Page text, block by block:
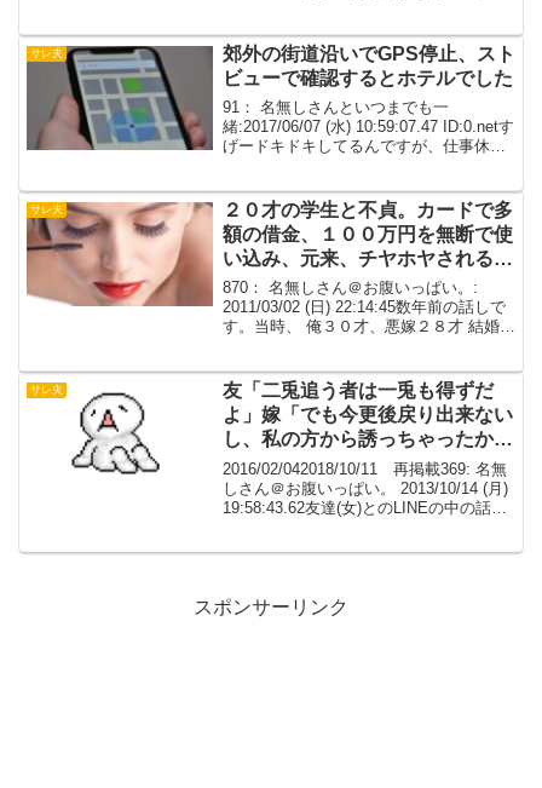
サレ夫
郊外の街道沿いでGPS停止、スト
ビューで確認するとホテルでした
91： 名無しさんといつまでも一
緒:2017/06/07 (水) 10:59:07.47 ID:0.netす
げードキドキしてるんですが、仕事休み
跡してます。かなり怪し...
サレ夫
２０才の学生と不貞。カードで多
額の借金、１００万円を無断で使
い込み、元来、チヤホヤされるの
が好きな、派手好きな性格。
870： 名無しさん＠お腹いっぱい。:
2011/03/02 (日) 22:14:45数年前の話しで
す。当時、 俺３０才、悪嫁２８才 結婚後
ややメンヘラ気味だったが、結...
サレ夫
友「二兎追う者は一兎も得ずだ
よ」嫁「でも今更後戻り出来ない
し、私の方から誘っちゃったか
ら」
2016/02/042018/10/11 再掲載369: 名無
しさん＠お腹いっぱい。 2013/10/14 (月)
19:58:43.62友達(女)とのLINEの中の話。
スポンサーリンク